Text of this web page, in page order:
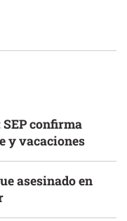
confirma
y vacaciones
asesinado en